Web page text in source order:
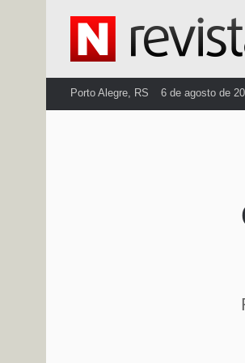
Porto Alegre, RS 6 de agosto de